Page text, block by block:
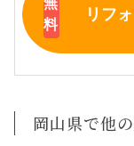
リフ
岡山県で他